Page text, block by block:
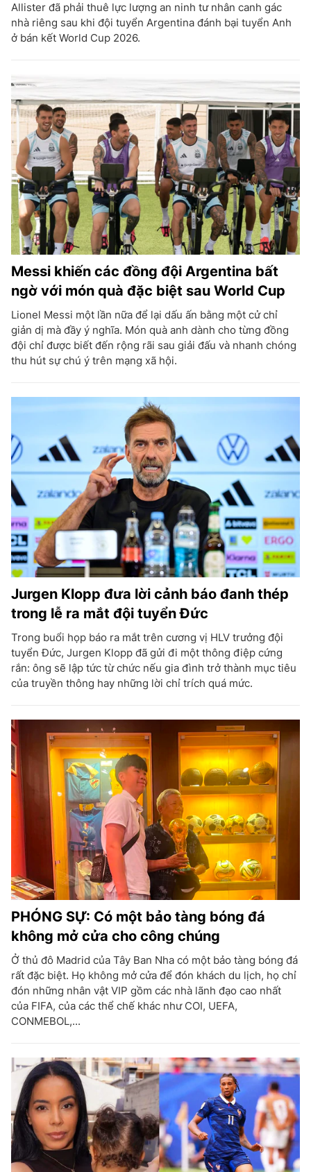
Allister đã phải thuê lực lượng an ninh tư nhân canh gác
nhà riêng sau khi đội tuyển Argentina đánh bại tuyển Anh
ở bán kết World Cup 2026.
Messi khiến các đồng đội Argentina bất
ngờ với món quà đặc biệt sau World Cup
Lionel Messi một lần nữa để lại dấu ấn bằng một cử chỉ
giản dị mà đầy ý nghĩa. Món quà anh dành cho từng đồng
đội chỉ được biết đến rộng rãi sau giải đấu và nhanh chóng
thu hút sự chú ý trên mạng xã hội.
Jurgen Klopp đưa lời cảnh báo đanh thép
trong lễ ra mắt đội tuyển Đức
Trong buổi họp báo ra mắt trên cương vị HLV trưởng đội
tuyển Đức, Jurgen Klopp đã gửi đi một thông điệp cứng
rắn: ông sẽ lập tức từ chức nếu gia đình trở thành mục tiêu
của truyền thông hay những lời chỉ trích quá mức.
PHÓNG SỰ: Có một bảo tàng bóng đá
không mở cửa cho công chúng
Ở thủ đô Madrid của Tây Ban Nha có một bảo tàng bóng đá
rất đặc biệt. Họ không mở cửa để đón khách du lịch, họ chỉ
đón những nhân vật VIP gồm các nhà lãnh đạo cao nhất
của FIFA, của các thể chế khác như COI, UEFA,
CONMEBOL,...